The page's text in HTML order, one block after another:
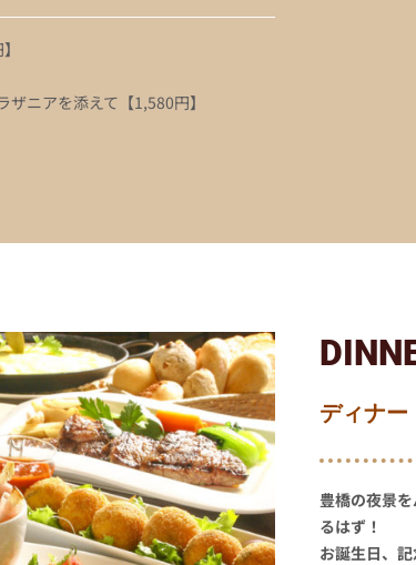
ニアを添えて【1,580円】
ディナー
豊橋の夜景
るはず！
お誕生日、